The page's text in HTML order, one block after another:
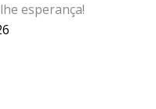
esperança!